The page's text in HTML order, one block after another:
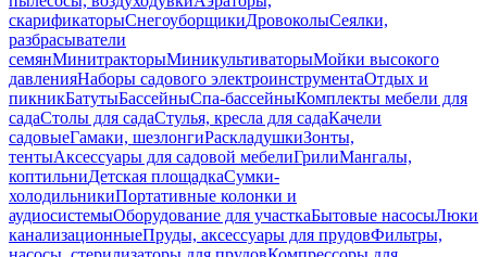
скарификаторыСнегоуборщикиДровоколыСеялки,
разбрасыватели
семянМинитракторыМиникультиваторыМойки высокого
давленияНаборы садового электроинструментаОтдых и
пикникБатутыБассейныСпа-бассейныКомплекты мебели для
садаСтолы для садаСтулья, кресла для садаКачели
садовыеГамаки, шезлонгиРаскладушкиЗонты,
тентыАксессуары для садовой мебелиГрилиМангалы,
коптильниДетская площадкаСумки-
холодильникиПортативные колонки и
аудиосистемыОборудование для участкаБытовые насосыЛюки
канализационныеПруды, аксессуары для прудовФильтры,